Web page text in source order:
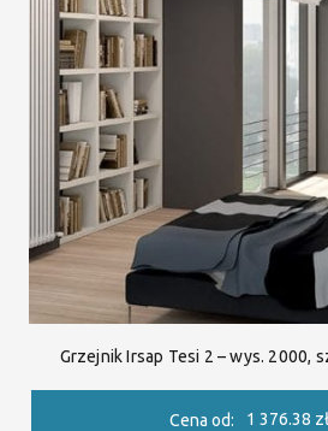
Grzejnik Irsap Tesi 2 – wys. 2000,
Cena od: 1 376.38 zł